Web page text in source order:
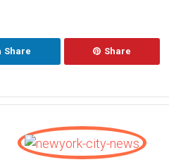
Share Share